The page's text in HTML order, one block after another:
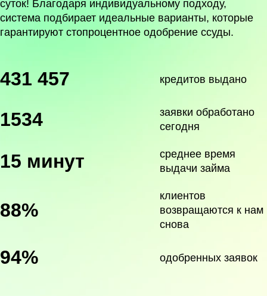
суток! Благодаря индивидуальному подходу,
система подбирает идеальные варианты, которые
гарантируют стопроцентное одобрение ссуды.
431 457 кредитов выдано
1534
заявки обработано
сегодня
15 минут
среднее время
выдачи займа
88%
клиентов
возвращаются к нам
снова
94% одобренных заявок